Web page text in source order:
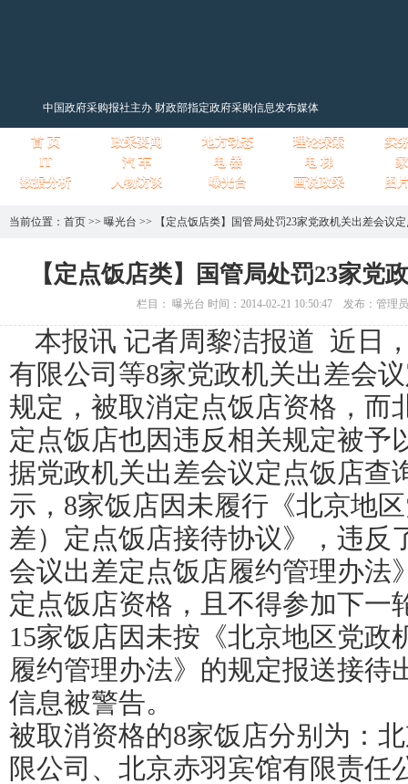
中国政府采购报社主办 财政部指定政府采购信息发布媒体
首 页 政采要闻 地方动态 理论探索
实
IT
汽 车 电 器 电 梯
数据分析
人物访谈 曝光台 画说政采 图
当前位置： 首页 >> 曝光台 >> 【定点饭店类】国管局处罚23家党政机关出差会议
【定点饭店类】国管局处罚23家党
栏目： 曝光台 时间：2014-02-21 10:50:47 发布：管理
本报讯 记者周黎洁报道 近日
有限公司等8家党政机关出差会
规定，被取消定点饭店资格，而
定点饭店也因违反相关规定被予
据党政机关出差会议定点饭店查
示，8家饭店因未履行《北京地
差）定点饭店接待协议》，违反
会议出差定点饭店履约管理办法
定点饭店资格，且不得参加下一
15家饭店因未按《北京地区党政
履约管理办法》的规定报送接待
信息被警告。
被取消资格的8家饭店分别为：
限公司、北京赤羽宾馆有限责任